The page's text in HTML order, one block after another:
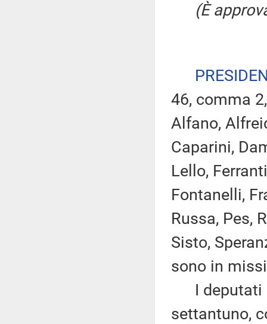
(È
46, comma
Alfano,
Caparini,
Lello,
Fontanelli,
Russa, Pes,
Sisto,
sono in
I deputati
settantuno,